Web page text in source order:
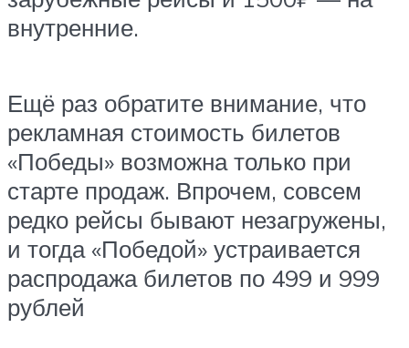
внутренние.
Ещё раз обратите внимание, что
рекламная стоимость билетов
«Победы» возможна только при
старте продаж. Впрочем, совсем
редко рейсы бывают незагружены,
и тогда «Победой» устраивается
распродажа билетов по 499 и 999
рублей